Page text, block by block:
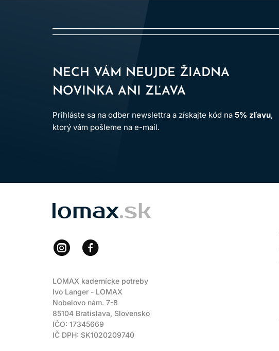
NECH VÁM NEUJDE ŽIADNA
NOVINKA ANI ZĽAVA
Prihláste sa na odber newslettra a získajte kód na 5% zľavu,
ktorý vám pošleme na e-mail.
LOMAX
LOMAX kadernícke potreby
Ivo Langer - LOMAX
Nobelovo nám. 7-8
85104 Bratislava, Slovensko
IČO: 17345669
IČ DPH: SK1020209740